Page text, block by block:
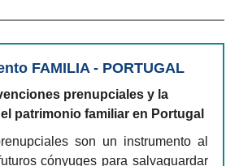
FAMILIA - PORTUGAL
prenupciales y la
patrimonio familiar en Portugal
son un instrumento al
cónyuges para salvaguardar